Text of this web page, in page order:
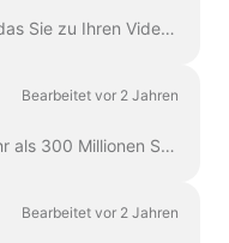
Ein Farbfilter ist ein Overlay, das Sie zu Ihren Videos hinzufügen können. Er ist hilfreich, wenn Sie Ihrem Video ein einheitliches Erscheinungsbild geben möchten und...
Bearbeitet vor 2 Jahren
Wave.video verfügt über mehr als 300 Millionen Stock-Videoclips und Bilder, aber es gibt auch eine Reihe von Funktionen, die unsere Nutzer und Mitarbeiter zu...
Bearbeitet vor 2 Jahren